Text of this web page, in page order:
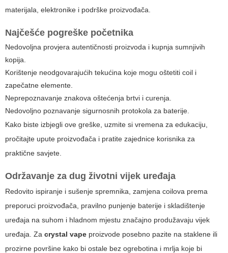
materijala, elektronike i podrške proizvođača.
Najčešće pogreške početnika
Nedovoljna provjera autentičnosti proizvoda i kupnja sumnjivih
kopija.
Korištenje neodgovarajućih tekućina koje mogu oštetiti coil i
zapečatne elemente.
Neprepoznavanje znakova oštećenja brtvi i curenja.
Nedovoljno poznavanje sigurnosnih protokola za baterije.
Kako biste izbjegli ove greške, uzmite si vremena za edukaciju,
pročitajte upute proizvođača i pratite zajednice korisnika za
praktične savjete.
Održavanje za dug životni vijek uređaja
Redovito ispiranje i sušenje spremnika, zamjena coilova prema
preporuci proizvođača, pravilno punjenje baterije i skladištenje
uređaja na suhom i hladnom mjestu značajno produžavaju vijek
uređaja. Za crystal vape proizvode posebno pazite na staklene ili
prozirne površine kako bi ostale bez ogrebotina i mrlja koje bi